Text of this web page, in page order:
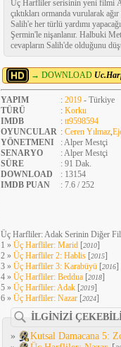
Üç Harfliler serisinin yeni filmi
çıktıkları ormanda vurularak
Salih'e her türlü yardımı
Şermin'le nişanlanır. Halbuki
cevapların Salih'de olduğunu
→ DOWNLOAD
YAPIM : 2019 - Türkiye
TÜRÜ
: Korku
IMDB
: tt9598594
OYUNCULAR : Ceren Yılmaz,
YÖNETMENI
: Alper Mestçi
SENARYO
: Alper Mestçi
SÜRE
: 91 Dak.
DOWNLOAD
: 13154
IMDB PUAN
: 7.6 / 252
Üç Harfliler: Adak Serinin Diğer
1 » Üç Harfliler: Marid [2010]
2 » Üç Harfliler 2: Hablis [2015]
3 » Üç Harfliler 3: Karabüyü [2016]
4 » Üç Harfliler: Beddua [2018]
5 » Üç Harfliler: Adak [2019]
6 » Üç Harfliler: Nazar [2024]
İLGİNİZİ
»
Kutsal Damacana 5: